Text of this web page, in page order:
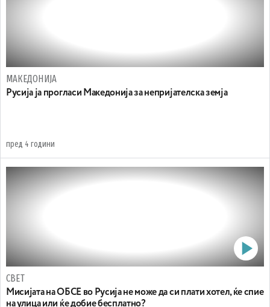
МАКЕДОНИЈА
Русија ја прогласи Македонија за непријателска земја
пред 4 години
СВЕТ
Мисијата на ОБСЕ во Русија не може да си плати хотел, ќе спие
на улица или ќе добие бесплатно?